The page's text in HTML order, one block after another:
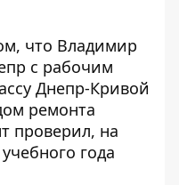
что Владимир
с рабочим
Днепр-Кривой
ремонта
проверил, на
года